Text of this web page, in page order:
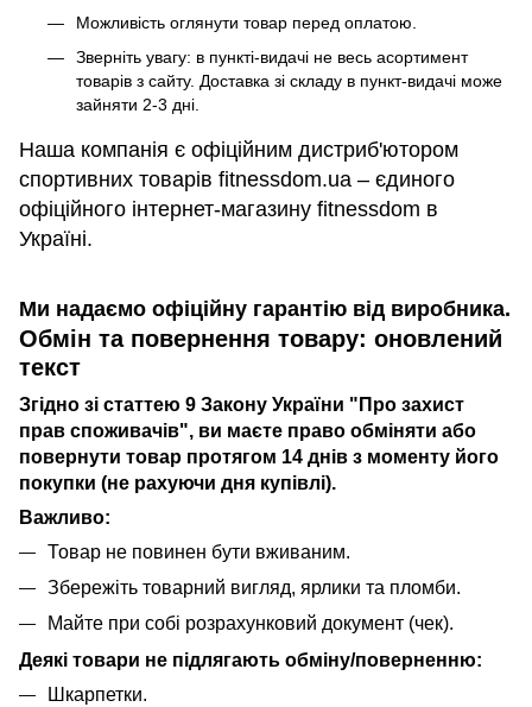
Можливість оглянути товар перед оплатою.
Зверніть увагу: в пункті-видачі не весь асортимент
товарів з сайту. Доставка зі складу в пункт-видачі може
зайняти 2-3 дні.
Наша компанія є офіційним дистриб'ютором
спортивних товарів fitnessdom.ua – єдиного
офіційного інтернет-магазину fitnessdom в
Україні.
Ми надаємо офіційну гарантію від виробника.
Обмін та повернення товару: оновлений
текст
Згідно зі статтею 9 Закону України "Про захист
прав споживачів", ви маєте право обміняти або
повернути товар протягом 14 днів з моменту його
покупки (не рахуючи дня купівлі).
Важливо:
Товар не повинен бути вживаним.
Збережіть товарний вигляд, ярлики та пломби.
Майте при собі розрахунковий документ (чек).
Деякі товари не підлягають обміну/поверненню:
Шкарпетки.